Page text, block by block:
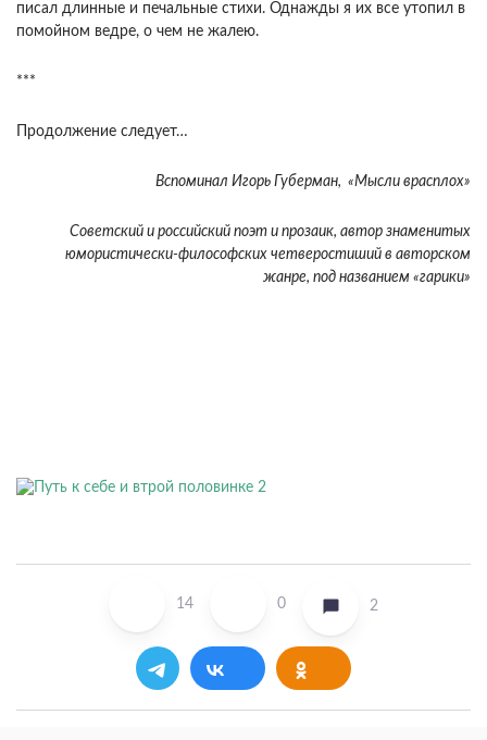
писал длинные и печальные стихи. Однажды я их все утопил в
помойном ведре, о чем не жалею.
***
Продолжение следует…
Вспоминал Игорь Губерман, «Мысли врасплох»
Советский и российский поэт и прозаик, автор знаменитых
юмористически-философских четверостиший в авторском
жанре, под названием «гарики»
14 0 2